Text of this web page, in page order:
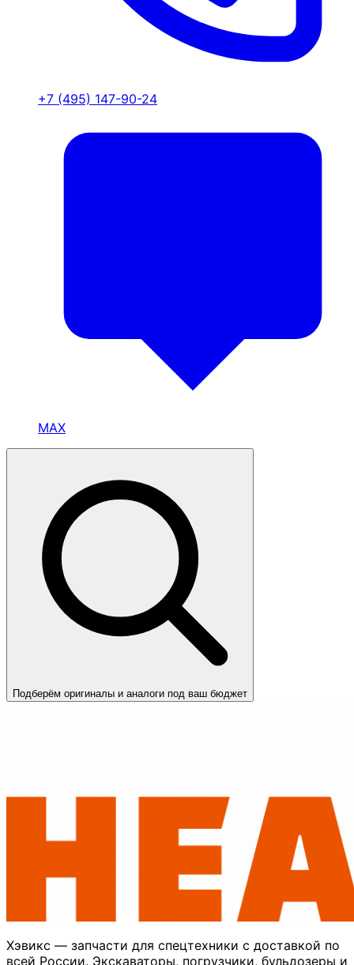
+7 (495) 147-90-24
MAX
Подберём оригиналы и аналоги под ваш бюджет
Хэвикс — запчасти для спецтехники с доставкой по
всей России. Экскаваторы, погрузчики, бульдозеры и